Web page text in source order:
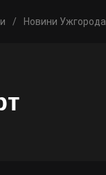
/ Новини Ужгорода